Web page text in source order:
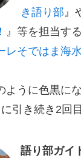
き語り部』
』等を担当す
レそではま海
ように色黒にな
引き続き2回目
語り部ガイ